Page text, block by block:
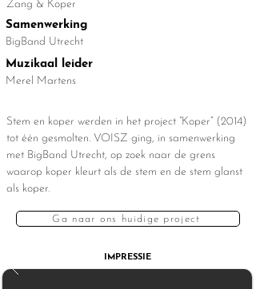
Zang & Koper
Samenwerking
BigBand Utrecht
Muzikaal leider
Merel Martens
Stem en koper werden in het project “Koper” (2014)
tot één gesmolten. VOISZ ging, in samenwerking
met BigBand Utrecht, op zoek naar de grens
waarop koper kleurt als de stem en de stem glanst
als koper.
Ga naar ons huidige project
IMPRESSIE